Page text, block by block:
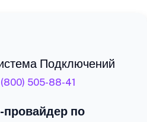
Подключений
505-88-41
провайдер по